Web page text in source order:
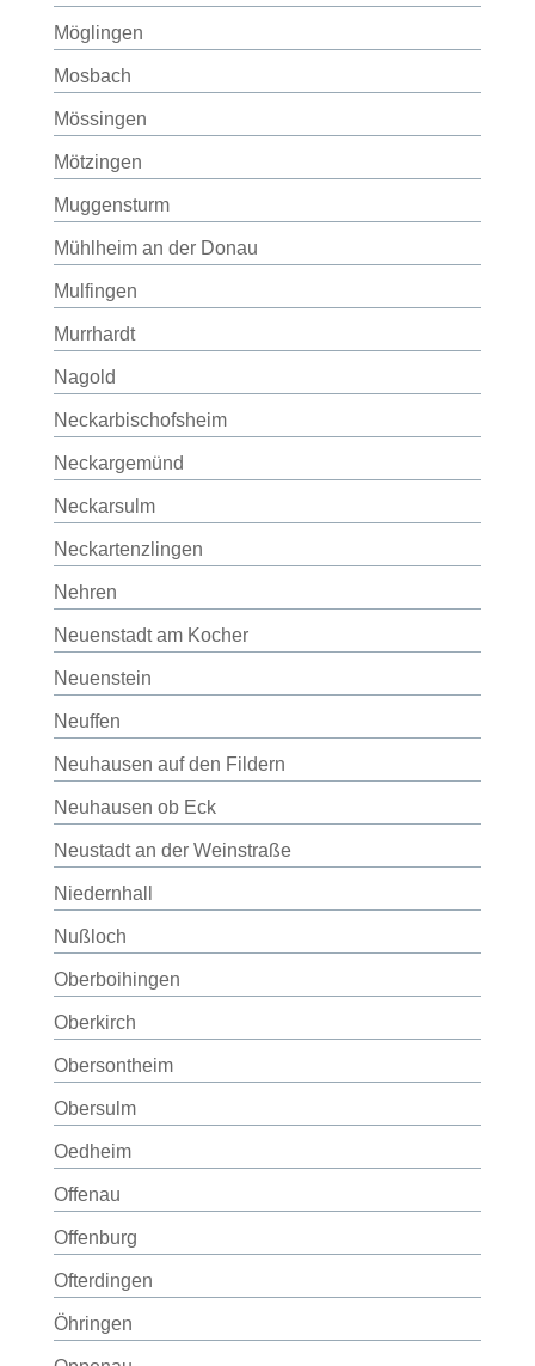
Möglingen
Mosbach
Mössingen
Mötzingen
Muggensturm
Mühlheim an der Donau
Mulfingen
Murrhardt
Nagold
Neckarbischofsheim
Neckargemünd
Neckarsulm
Neckartenzlingen
Nehren
Neuenstadt am Kocher
Neuenstein
Neuffen
Neuhausen auf den Fildern
Neuhausen ob Eck
Neustadt an der Weinstraße
Niedernhall
Nußloch
Oberboihingen
Oberkirch
Obersontheim
Obersulm
Oedheim
Offenau
Offenburg
Ofterdingen
Öhringen